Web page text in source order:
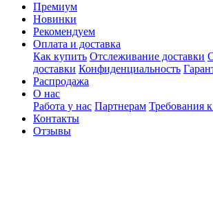
Премиум
Новинки
Рекомендуем
Оплата и доставка
Как купить Отслеживание доставки
доставки Конфиденциальность
Распродажа
О нас
Работа у нас Партнерам Требования
Контакты
Отзывы